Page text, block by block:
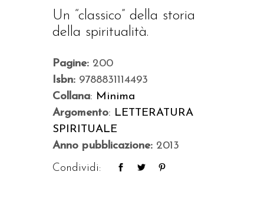
Un “classico” della storia
della spiritualità.
Pagine: 200
Isbn: 9788831114493
Collana: Minima
Argomento: LETTERATURA
SPIRITUALE
Anno pubblicazione: 2013
Condividi: